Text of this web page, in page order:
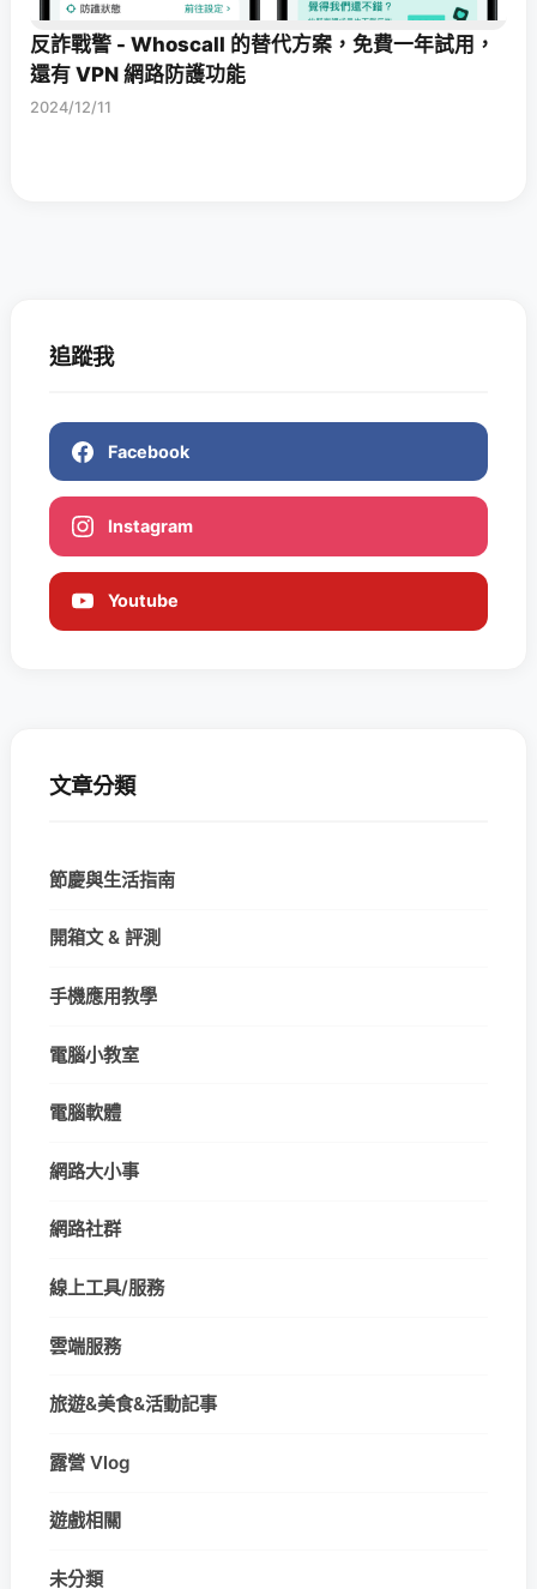
反詐戰警 - Whoscall 的替代方案，免費一年試用，
還有 VPN 網路防護功能
2024/12/11
追蹤我
Facebook
Instagram
Youtube
文章分類
節慶與生活指南
開箱文 & 評測
手機應用教學
電腦小教室
電腦軟體
網路大小事
網路社群
線上工具/服務
雲端服務
旅遊&美食&活動記事
露營 Vlog
遊戲相關
未分類